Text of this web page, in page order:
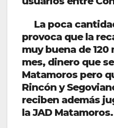
La poca
provoca que la
muy buena de 120
mes, dinero que
Matamoros pero
Rincón y
reciben además
la JAD Matamoros.